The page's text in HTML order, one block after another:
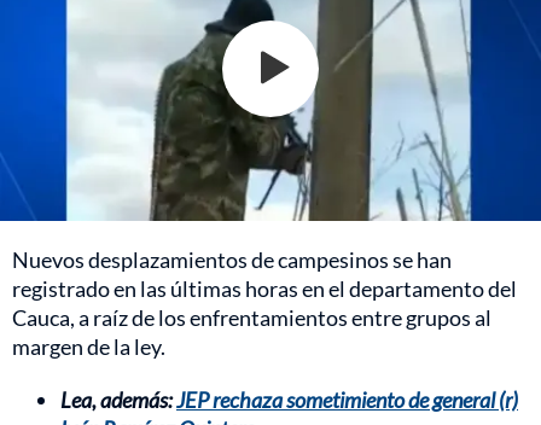
Nuevos desplazamientos de campesinos se han
registrado en las últimas horas en el departamento del
Cauca, a raíz de los enfrentamientos entre grupos al
margen de la ley.
Lea, además:JEP rechaza sometimiento de general (r)